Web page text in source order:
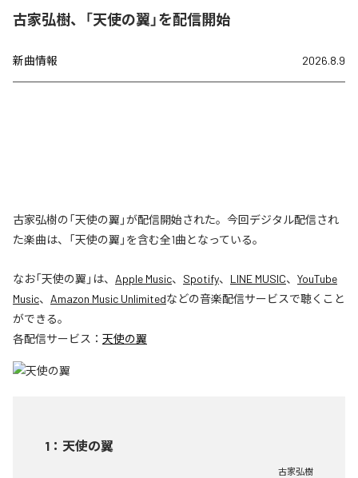
古家弘樹、「天使の翼」を配信開始
新曲情報 2026.8.9
古家弘樹の「天使の翼」が配信開始された。今回デジタル配信され
た楽曲は、「天使の翼」を含む全1曲となっている。
なお「天使の翼 」は、 Apple Music、 Spotify、 LINE MUSIC、 YouTube
Music、 Amazon Music Unlimitedなどの音楽配信サービスで聴くこと
ができる。
各配信サービス： 天使の翼
1 ： 天使の翼
古家弘樹